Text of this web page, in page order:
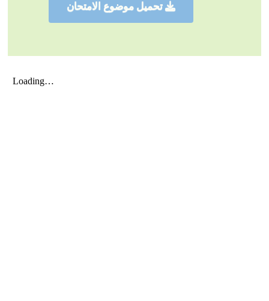
تحميل موضوع الامتحان